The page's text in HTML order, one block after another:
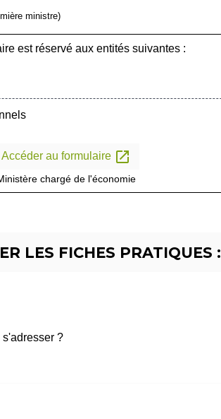
ministre)
est réservé aux entités suivantes :
Accéder au formulaire open_in_new
chargé de l'économie
LES FICHES PRATIQUES :
?